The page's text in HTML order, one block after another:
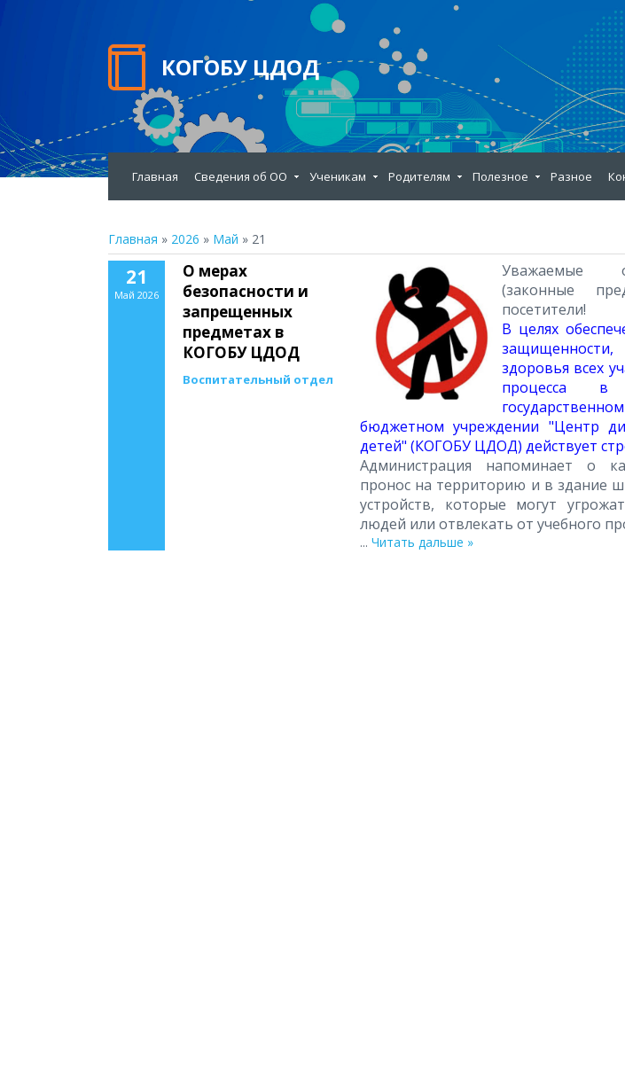
КОГОБУ ЦДОД
Главная Сведения об ОО Ученикам Родителям Полезное Разное
Главная » 2026 » Май » 21
21
Май 2026
О мерах
безопасности и
запрещенных
предметах в
КОГОБУ ЦДОД
Воспитательный отдел
Уважаемые
(законные
посетители!
В целях
здоровья всех
процесса в
бюджетном учреждении "Центр
детей" (КОГОБУ ЦДОД) действует
Администрация напоминает о
пронос на территорию и в здание
устройств, которые могут
людей или отвлекать от учебного
... Читать дальше »